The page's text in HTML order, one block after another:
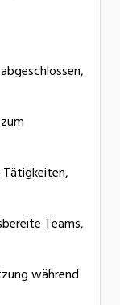
Tätigkeiten,
Teams,
während